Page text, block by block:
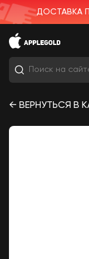
ДОСТАВКА
← ВЕРНУТЬСЯ В